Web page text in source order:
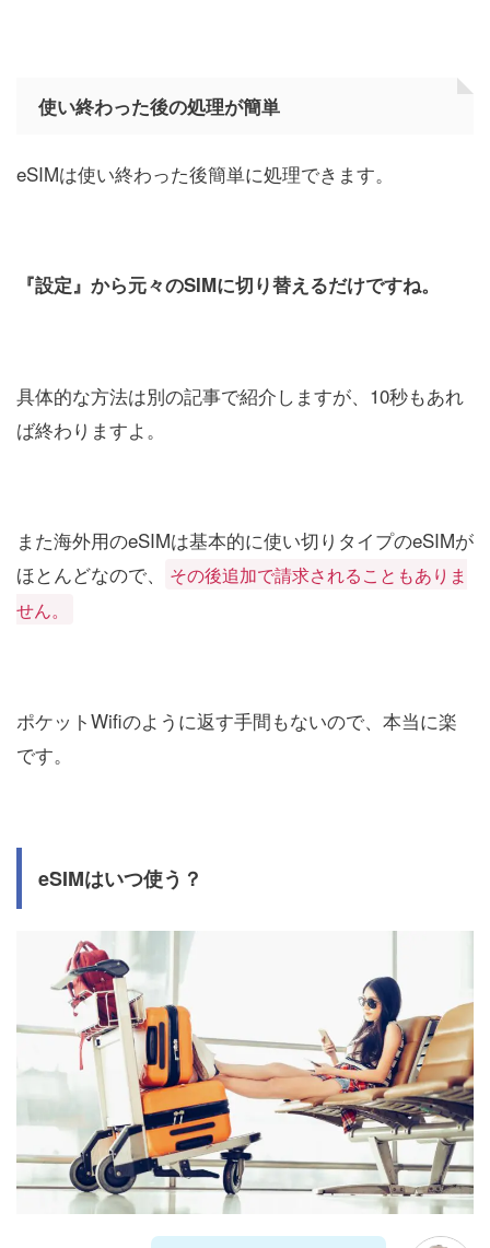
使い終わった後の処理が簡単
eSIMは使い終わった後簡単に処理できます。
『設定』から元々のSIMに切り替えるだけですね。
具体的な方法は別の記事で紹介しますが、10秒もあれ
ば終わりますよ。
また海外用のeSIMは基本的に使い切りタイプのeSIMが
ほとんどなので、
その後追加で請求されることもありま
せん。
ポケットWifiのように返す手間もないので、本当に楽
です。
eSIMはいつ使う？